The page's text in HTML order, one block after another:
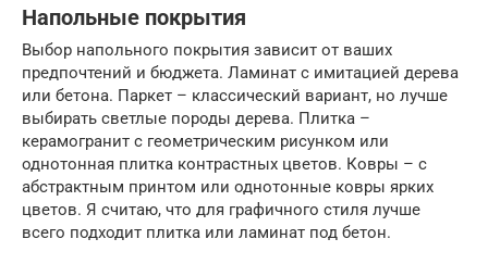
Напольные покрытия
Выбор напольного покрытия зависит от ваших
предпочтений и бюджета. Ламинат с имитацией дерева
или бетона. Паркет – классический вариант, но лучше
выбирать светлые породы дерева. Плитка –
керамогранит с геометрическим рисунком или
однотонная плитка контрастных цветов. Ковры – с
абстрактным принтом или однотонные ковры ярких
цветов. Я считаю, что для графичного стиля лучше
всего подходит плитка или ламинат под бетон.